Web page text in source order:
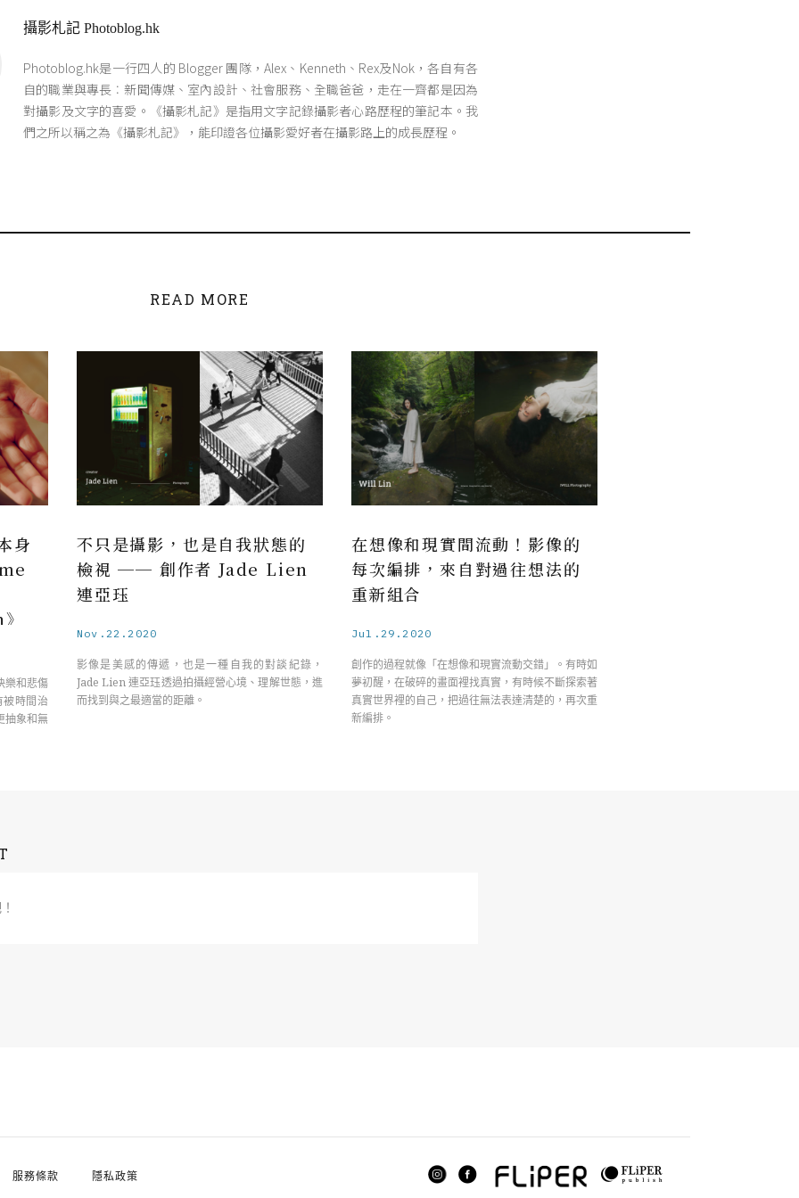
攝影札記 Photoblog.hk
Photoblog.hk是一行四人的 Blogger 團隊，Alex、Kenneth、Rex及Nok，各自有各
自的職業與專長︰新聞傳媒、室內設計、社會服務、全職爸爸，走在一齊都是因為
對攝影及文字的喜愛。《攝影札記》是指用文字記錄攝影者心路歷程的筆記本。我
們之所以稱之為《攝影札記》，能印證各位攝影愛好者在攝影路上的成長歷程。
READ MORE
身
樂和悲傷
時間治
抽象和無
不只是攝影，也是自我狀態的
檢視 ── 創作者 Jade Lien
連亞珏
Nov.22.2020
影像是美感的傳遞，也是一種自我的對談紀錄，
Jade Lien 連亞珏透過拍攝經營心境、理解世態，進
而找到與之最適當的距離。
在想像和現實間流動！影像的
每次編排，來自對過往想法的
重新組合
Jul.29.2020
創作的過程就像「在想像和現實流動交錯」。有時如
夢初醒，在破碎的畫面裡找真實，有時候不斷探索著
真實世界裡的自己，把過往無法表達清楚的，再次重
新編排。
服務條款 隱私政策